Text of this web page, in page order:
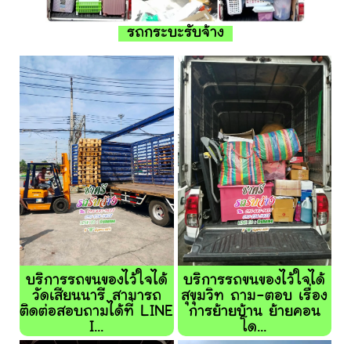
รถกระบะรับจ้าง
บริการรถขนของไว้ใจได้
วัดเสียนนารี สามารถ
ติดต่อสอบถามได้ที่ LINE
I...
บริการรถขนของไว้ใจได้
สุขุมวิท ถาม-ตอบ เรื่อง
การย้ายบ้าน ย้ายคอน
โด...